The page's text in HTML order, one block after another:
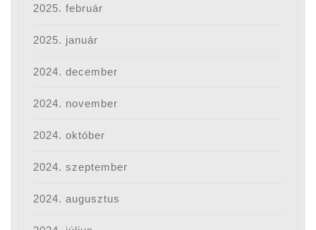
2025. február
2025. január
2024. december
2024. november
2024. október
2024. szeptember
2024. augusztus